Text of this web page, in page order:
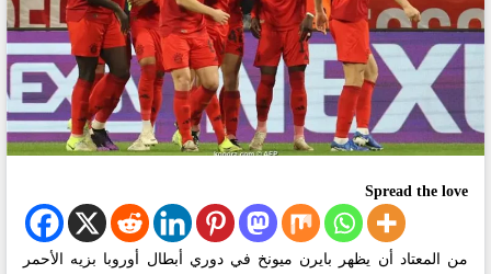
Spread the love
من المعتاد أن يظهر بايرن ميونخ في دوري أبطال أوروبا بزيه الأحمر